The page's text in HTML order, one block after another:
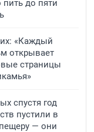
до пяти
«Каждый
открывает
страницы
спустя год
пустили в
— они